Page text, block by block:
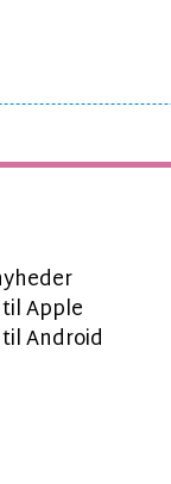
Apple
Android